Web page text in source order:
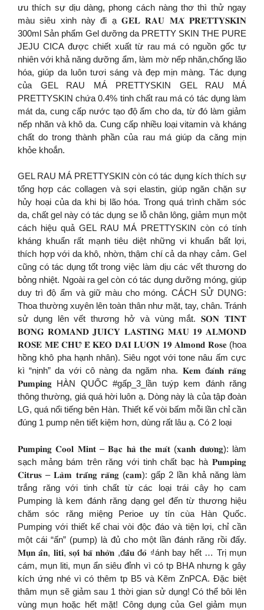
ưu thích sự dịu dàng, phong cách nàng thơ thì thử ngay
màu siêu xinh này đi ạ 𝐆𝐄𝐋 𝐑𝐀𝐔 𝐌𝐀́ 𝐏𝐑𝐄𝐓𝐓𝐘𝐒𝐊𝐈𝐍
300ml Sản phẩm Gel dưỡng da PRETTY SKIN THE PURE
JEJU CICA được chiết xuất từ rau má có nguồn gốc tự
nhiên với khả năng dưỡng ẩm, làm mờ nếp nhăn,chống lão
hóa, giúp da luôn tươi sáng và đẹp mịn màng. Tác dụng
của GEL RAU MÁ PRETTYSKIN GEL RAU MÁ
PRETTYSKIN chứa 0.4% tinh chất rau má có tác dụng làm
mát da, cung cấp nước tạo độ ẩm cho da, từ đó làm giảm
nếp nhăn và khô da. Cung cấp nhiều loại vitamin và kháng
chất do trong thành phần của rau má giúp da căng mịn
khỏe khoắn.
GEL RAU MÁ PRETTYSKIN còn có tác dụng kích thích sự
tổng hợp các collagen và sợi elastin, giúp ngăn chặn sự
hủy hoại của da khi bị lão hóa. Trong quá trình chăm sóc
da, chất gel này có tác dụng se lỗ chân lông, giảm mụn một
cách hiệu quả GEL RAU MÁ PRETTYSKIN còn có tính
kháng khuẩn rất mạnh tiêu diệt những vi khuẩn bất lợi,
thích hợp với da khô, nhờn, thậm chí cả da nhạy cảm. Gel
cũng có tác dụng tốt trong việc làm dịu các vết thương do
bỏng nhiệt. Ngoài ra gel còn có tác dụng dưỡng móng, giúp
duy trì độ ẩm và giữ màu cho móng. CÁCH SỬ DỤNG:
Thoa thường xuyên lên toàn thân như mặt, tay, chân. Tránh
sử dụng lên vết thương hở và vùng mắt. 𝐒𝐎𝐍 𝐓𝐈𝐍𝐓
𝐁𝐎́𝐍𝐆 𝐑𝐎𝐌𝐀𝐍𝐃 𝐉𝐔𝐈𝐂𝐘 𝐋𝐀𝐒𝐓𝐈𝐍𝐆 𝐌𝐀̀𝐔 𝟏𝟗 𝐀𝐋𝐌𝐎𝐍𝐃
𝐑𝐎𝐒𝐄 𝐌𝐄̂ 𝐂𝐇𝐔̛̃ 𝐄̂ 𝐊𝐄́𝐎 𝐃𝐀̀𝐈 𝐋𝐔𝐎̂𝐍 𝟏𝟗 𝐀𝐥𝐦𝐨𝐧𝐝 𝐑𝐨𝐬𝐞 (hoa
hồng khô pha hạnh nhân). Siêu ngọt với tone nâu ấm cực
kì “nịnh” da với cô nàng da ngăm nha. 𝐊𝐞𝐦 đ𝐚́𝐧𝐡 𝐫𝐚̆𝐧𝐠
𝐏𝐮𝐦𝐩𝐢𝐧𝐠 HÀN QUỐC #gấp_3_lần tuýp kem đánh răng
thông thường, giá quá hời luôn ạ. Dòng này là của tập đoàn
LG, quá nổi tiếng bên Hàn. Thiết kế vòi bấm mỗi lần chỉ cần
đúng 1 pump nên tiết kiệm hơn, dùng rất lâu ạ. Có 2 loại
𝐏𝐮𝐦𝐩𝐢𝐧𝐠 𝐂𝐨𝐨𝐥 𝐌𝐢𝐧𝐭 – 𝐁𝐚̣𝐜 𝐡𝐚̀ 𝐭𝐡𝐞 𝐦𝐚́𝐭 (𝐱𝐚𝐧𝐡 𝐝𝐮̛𝐨̛𝐧𝐠): làm
sạch mảng bám trên răng với tinh chất bạc hà 𝐏𝐮𝐦𝐩𝐢𝐧𝐠
𝐂𝐢𝐭𝐫𝐮𝐬 – 𝐋𝐚̀𝐦 𝐭𝐫𝐚̆́𝐧𝐠 𝐫𝐚̆𝐧𝐠 (𝐜𝐚𝐦): gấp 2 lần khả năng làm
trắng răng với tinh chất từ các loại trái cây họ cam
Pumping là kem đánh răng dạng gel đến từ thương hiệu
chăm sóc răng miệng Perioe uy tín cùa Hàn Quốc.
Pumping với thiết kế chai vòi độc đáo và tiện lợi, chỉ cần
một cái “ấn” (pump) là đủ cho một lần đánh răng rồi đấy.
𝐌𝐮̣𝐧 𝐚̂̉𝐧, 𝐥𝐢𝐭𝐢, 𝐬𝐨̛̣𝐢 𝐛𝐚̃ 𝐧𝐡𝐨̛̀𝐧 ,đ𝐚̂̀𝐮 đ𝐨̉ ₫ánh bay hết … Trị mụn
cám, mụn liti, mụn ẩn siêu đỉnh vì có tp BHA nhưng k gây
kích ứng nhé vì có thêm tp B5 và Kẽm ZnPCA. Đặc biệt
thâm mụn sẽ giảm sau 1 thời gian sử dụng! Có thể bôi lên
vùng mụn hoặc hết mặt! Công dụng của Gel giảm mụn